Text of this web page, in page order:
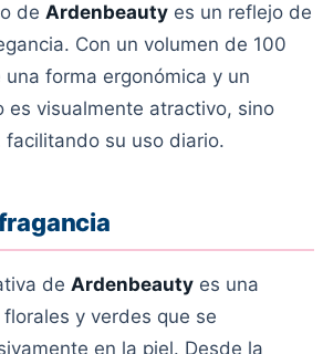
de Ardenbeauty es un reflejo de
Con un volumen de 100
forma ergonómica y un
es visualmente atractivo, sino
su uso diario.
de Ardenbeauty es una
y verdes que se
en la piel. Desde la